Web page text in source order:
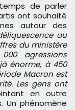
de parler
ont souhaité
autour des
au
du ministère
agressions
énorme, à 450
Macron est
Les gens ont
en outre
Un phénomène